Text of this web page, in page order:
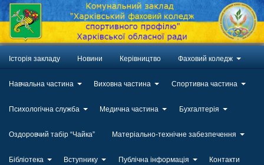
Історія закладу Новини Керівництво Фаховий коледж
Навчальна частина Виховна частина Спортивна частина
Психологічна служба Медична частина Бухгалтерія
Оздоровчий табір “Чайка” Матеріально-технічне забезпечення
Бібліотека Вступнику Публічна інформація Контакти